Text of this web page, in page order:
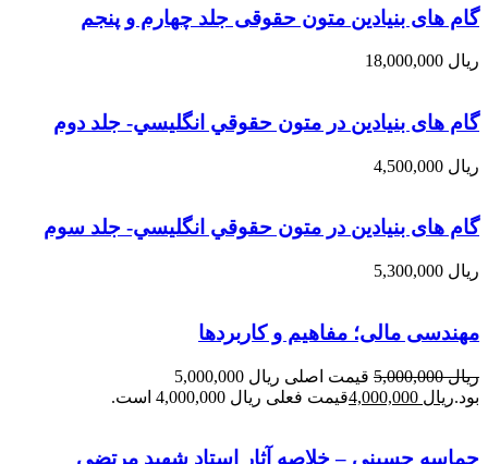
گام های بنیادین متون حقوقی جلد چهارم و پنجم
ریال
گام های بنیادین در متون حقوقي انگليسي- جلد دوم
ریال
گام های بنیادین در متون حقوقي انگليسي- جلد سوم
ریال
مهندسی مالی؛ مفاهیم و کاربردها
ریال5,000,000
قیمت اصلی ریال 5,000,000
بود.ریال قیمت فعلی ریال 4,000,000 است.
حماسه حسيني – خلاصه آثار استاد شهيد مرتضي